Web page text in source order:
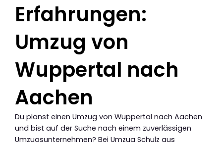
Erfahrungen:
Umzug von
Wuppertal nach
Aachen
Du planst einen Umzug von Wuppertal nach Aachen
und bist auf der Suche nach einem zuverlässigen
Umzugsunternehmen? Bei Umzug Schulz aus